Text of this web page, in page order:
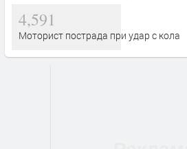
4,591
Моторист пострада при удар с кола